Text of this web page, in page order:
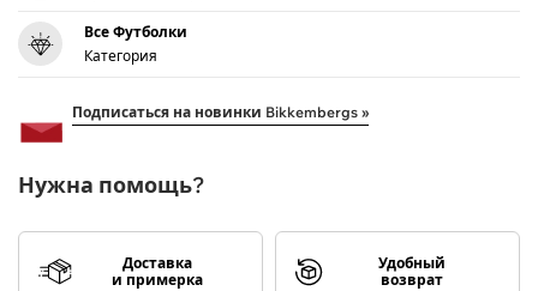
Все Футболки
Категория
Подписаться на новинки Bikkembergs »
Нужна помощь?
Доставка
и примерка
Удобный
возврат